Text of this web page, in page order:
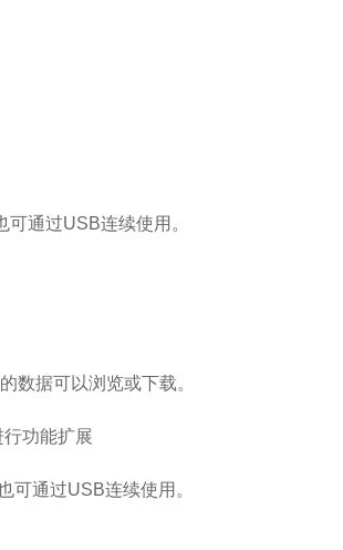
通过USB连续使用。
数据可以浏览或下载。
功能扩展
通过USB连续使用。